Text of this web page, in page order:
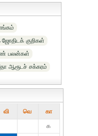
குறிகள்
பலன்கள்
ஆரூடச் சக்கரம்
வி வெ கா
௧